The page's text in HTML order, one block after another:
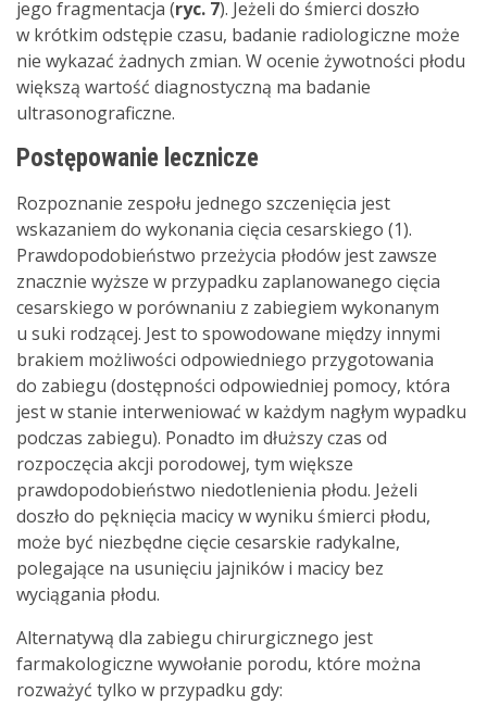
jego fragmentacja (ryc. 7). Jeżeli do śmierci doszło
w krótkim odstępie czasu, badanie radiologiczne może
nie wykazać żadnych zmian. W ocenie żywotności płodu
większą wartość diagnostyczną ma badanie
ultrasonograficzne.
Postępowanie lecznicze
Rozpoznanie zespołu jednego szczenięcia jest
wskazaniem do wykonania cięcia cesarskiego (1).
Prawdopodobieństwo przeżycia płodów jest zawsze
znacznie wyższe w przypadku zaplanowanego cięcia
cesarskiego w porównaniu z zabiegiem wykonanym
u suki rodzącej. Jest to spowodowane między innymi
brakiem możliwości odpowiedniego przygotowania
do zabiegu (dostępności odpowiedniej pomocy, która
jest w stanie interweniować w każdym nagłym wypadku
podczas zabiegu). Ponadto im dłuższy czas od
rozpoczęcia akcji porodowej, tym większe
prawdopodobieństwo niedotlenienia płodu. Jeżeli
doszło do pęknięcia macicy w wyniku śmierci płodu,
może być niezbędne cięcie cesarskie radykalne,
polegające na usunięciu jajników i macicy bez
wyciągania płodu.
Alternatywą dla zabiegu chirurgicznego jest
farmakologiczne wywołanie porodu, które można
rozważyć tylko w przypadku gdy: